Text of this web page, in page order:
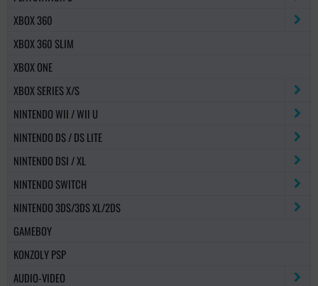
XBOX 360
XBOX 360 SLIM
XBOX ONE
XBOX SERIES X/S
NINTENDO WII / WII U
NINTENDO DS / DS LITE
NINTENDO DSI / XL
NINTENDO SWITCH
NINTENDO 3DS/3DS XL/2DS
GAMEBOY
KONZOLY PSP
AUDIO-VIDEO